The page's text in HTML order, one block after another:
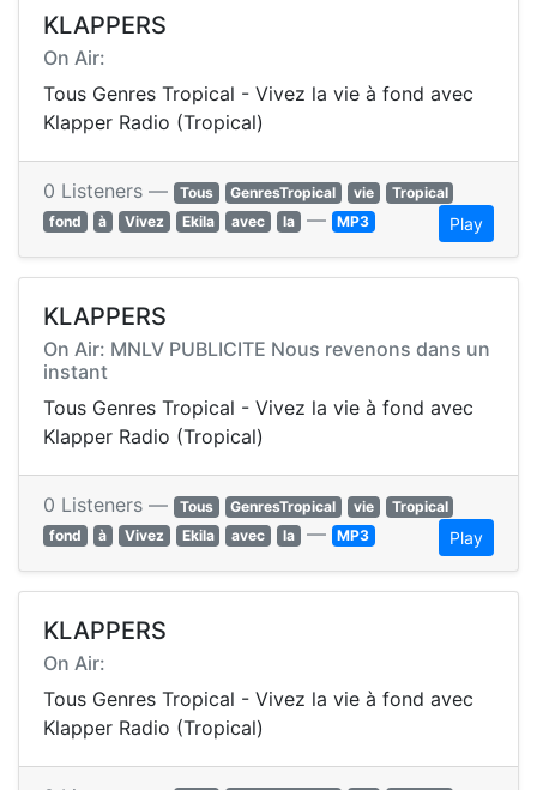
KLAPPERS
On Air:
Tous Genres Tropical - Vivez la vie à fond avec
Klapper Radio (Tropical)
0 Listeners — Tous GenresTropical vie
Tropical
fond
à Vivez Ekila avec la — MP3 Play
KLAPPERS
On Air: MNLV PUBLICITE Nous revenons dans un
instant
Tous Genres Tropical - Vivez la vie à fond avec
Klapper Radio (Tropical)
0 Listeners — Tous GenresTropical vie
Tropical
fond
à Vivez Ekila avec la — MP3 Play
KLAPPERS
On Air:
Tous Genres Tropical - Vivez la vie à fond avec
Klapper Radio (Tropical)